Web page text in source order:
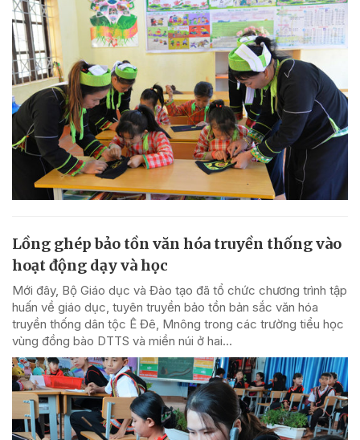
Lồng ghép bảo tồn văn hóa truyền thống vào
hoạt động dạy và học
Mới đây, Bộ Giáo dục và Đào tạo đã tổ chức chương trình tập
huấn về giáo dục, tuyên truyền bảo tồn bản sắc văn hóa
truyền thống dân tộc Ê Đê, Mnông trong các trường tiểu học
vùng đồng bào DTTS và miền núi ở hai...